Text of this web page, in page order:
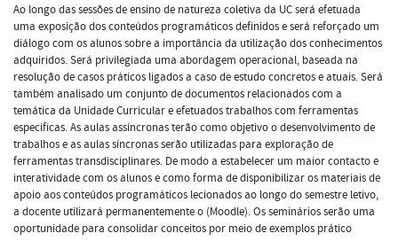
Ao longo das sessões de ensino de natureza coletiva da UC será efetuada
uma exposição dos conteúdos programáticos definidos e será reforçado um
diálogo com os alunos sobre a importância da utilização dos conhecimentos
adquiridos. Será privilegiada uma abordagem operacional, baseada na
resolução de casos práticos ligados a caso de estudo concretos e atuais. Será
também analisado um conjunto de documentos relacionados com a
temática da Unidade Curricular e efetuados trabalhos com ferramentas
especificas. As aulas assíncronas terão como objetivo o desenvolvimento de
trabalhos e as aulas síncronas serão utilizadas para exploração de
ferramentas transdisciplinares. De modo a estabelecer um maior contacto e
interatividade com os alunos e como forma de disponibilizar os materiais de
apoio aos conteúdos programáticos lecionados ao longo do semestre letivo,
a docente utilizará permanentemente o (Moodle). Os seminários serão uma
oportunidade para consolidar conceitos por meio de exemplos prático